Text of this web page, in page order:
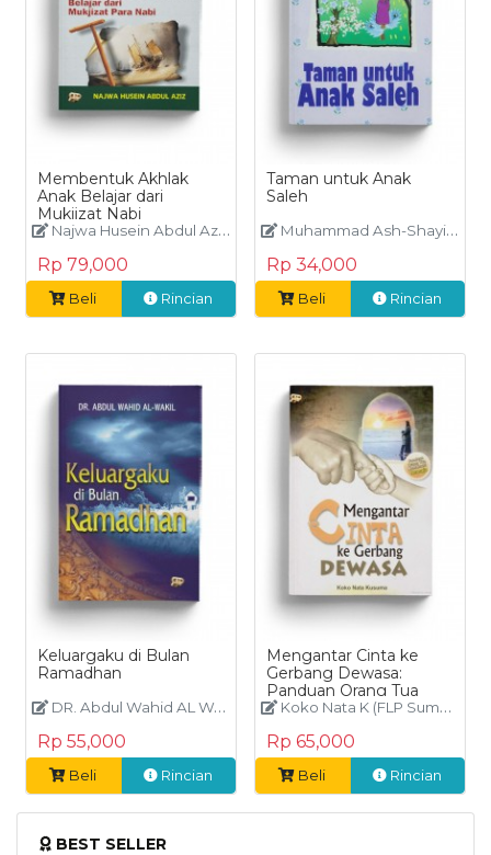
Membentuk Akhlak
Anak Belajar dari
Mukjizat Nabi
Najwa Husein Abdul Aziz
Rp 79,000
Beli Rincian
Taman untuk Anak
Saleh
Muhammad Ash-Shayim
Rp 34,000
Beli Rincian
Keluargaku di Bulan
Ramadhan
DR. Abdul Wahid AL Wakil,Eko Yulianti (Penerjemah)
Rp 55,000
Beli Rincian
Mengantar Cinta ke
Gerbang Dewasa:
Panduan Orang Tua
Koko Nata K (FLP Sumatera)
Rp 65,000
Beli Rincian
BEST SELLER